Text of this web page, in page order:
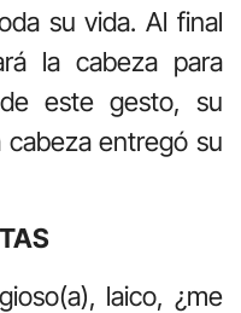
su vida. Al final
la cabeza para
este gesto, su
cabeza entregó su
laico, ¿me